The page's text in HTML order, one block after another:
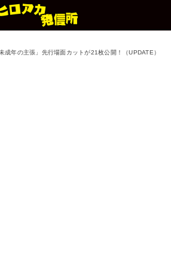
成年の主張」先行場面カットが21枚公開！（UPDATE）